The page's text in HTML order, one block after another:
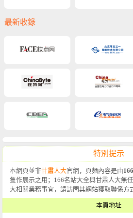
最新收錄
特別提示
本網頁並非甘肅人大官網，頁麵內容是由
隻作展示之用；166名站大全與甘肅人大無
大相關業務事宜，請訪問其網站獲取聯係方
本頁地址